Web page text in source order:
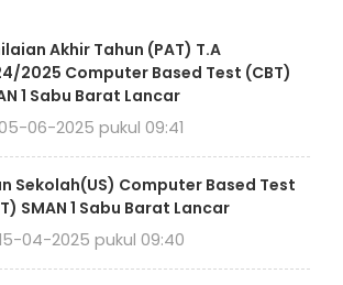
Akhir Tahun (PAT) T.A
2025 Computer Based Test (CBT)
1 Sabu Barat Lancar
06-2025 pukul 09:41
Sekolah(US) Computer Based Test
SMAN 1 Sabu Barat Lancar
04-2025 pukul 09:40